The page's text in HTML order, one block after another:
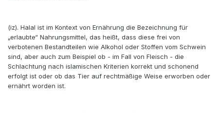
(iz). Halal ist im Kontext von Ernährung die Bezeichnung für
„erlaubte“ Nahrungsmittel, das heißt, dass diese frei von
verbotenen Bestandteilen wie Alkohol oder Stoffen vom Schwein
sind, aber auch zum Beispiel ob - im Fall von Fleisch - die
Schlachtung nach islamischen Kriterien korrekt und schonend
erfolgt ist oder ob das Tier auf rechtmäßige Weise erworben oder
ernährt worden ist.